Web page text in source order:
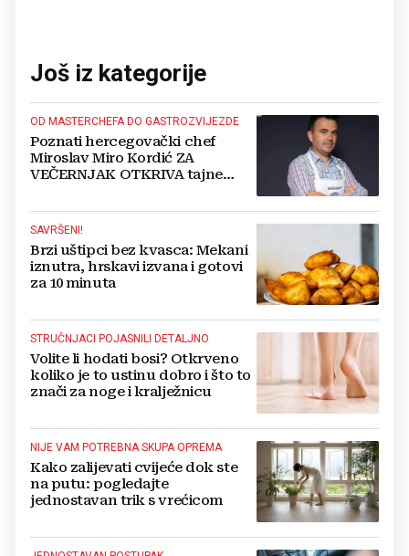
Još iz kategorije
OD MASTERCHEFA DO GASTROZVIJEZDE
Poznati hercegovački chef
Miroslav Miro Kordić ZA
VEČERNJAK OTKRIVA tajne
kulinarstva, nepoznate detalje iz
djetinjstva, životne ciljeve...
SAVRŠENI!
Brzi uštipci bez kvasca: Mekani
iznutra, hrskavi izvana i gotovi
za 10 minuta
STRUČNJACI POJASNILI DETALJNO
Volite li hodati bosi? Otkrveno
koliko je to ustinu dobro i što to
znači za noge i kralježnicu
NIJE VAM POTREBNA SKUPA OPREMA
Kako zalijevati cvijeće dok ste
na putu: pogledajte
jednostavan trik s vrećicom